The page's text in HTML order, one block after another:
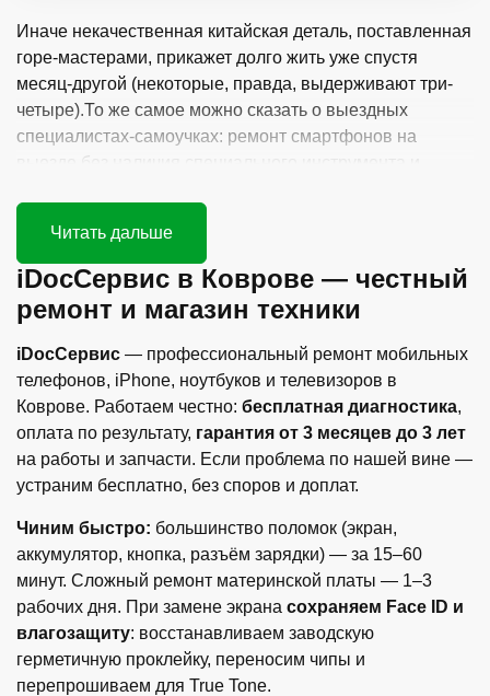
Иначе некачественная китайская деталь, поставленная
горе-мастерами, прикажет долго жить уже спустя
месяц-другой (некоторые, правда, выдерживают три-
четыре).То же самое можно сказать о выездных
специалистах-самоучках: ремонт смартфонов на
выезде без наличия специального инструмента и
iDocСервис в Коврове — честный
ремонт и магазин техники
iDocСервис — профессиональный ремонт мобильных
телефонов, iPhone, ноутбуков и телевизоров в
Коврове. Работаем честно: бесплатная диагностика,
оплата по результату, гарантия от 3 месяцев до 3 лет
на работы и запчасти. Если проблема по нашей вине —
устраним бесплатно, без споров и доплат.
Чиним быстро: большинство поломок (экран,
аккумулятор, кнопка, разъём зарядки) — за 15–60
минут. Сложный ремонт материнской платы — 1–3
рабочих дня. При замене экрана сохраняем Face ID и
влагозащиту: восстанавливаем заводскую
герметичную проклейку, переносим чипы и
перепрошиваем для True Tone.